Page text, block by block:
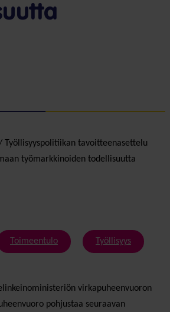
Työllisyyspolitiikan tavoitteenasettelu
työmarkkinoiden todellisuutta
Toimeentulo Työllisyys
virkapuheenvuoron
pohjustaa seuraavan